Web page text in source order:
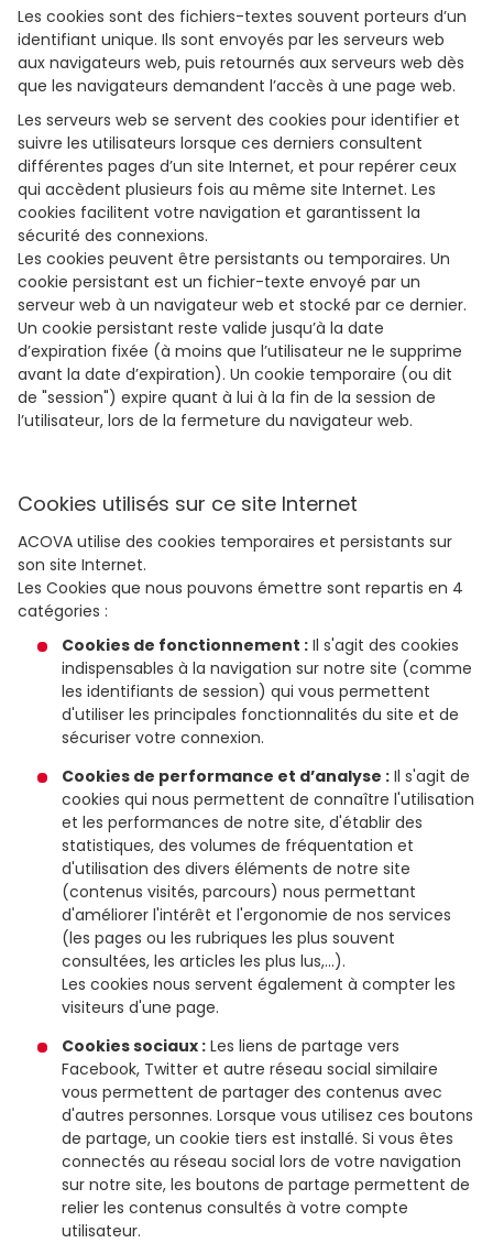
Les cookies sont des fichiers-textes souvent porteurs d’un
identifiant unique. Ils sont envoyés par les serveurs web
aux navigateurs web, puis retournés aux serveurs web dès
que les navigateurs demandent l’accès à une page web.
Les serveurs web se servent des cookies pour identifier et
suivre les utilisateurs lorsque ces derniers consultent
différentes pages d’un site Internet, et pour repérer ceux
qui accèdent plusieurs fois au même site Internet. Les
cookies facilitent votre navigation et garantissent la
sécurité des connexions.
Les cookies peuvent être persistants ou temporaires. Un
cookie persistant est un fichier-texte envoyé par un
serveur web à un navigateur web et stocké par ce dernier.
Un cookie persistant reste valide jusqu’à la date
d’expiration fixée (à moins que l’utilisateur ne le supprime
avant la date d’expiration). Un cookie temporaire (ou dit
de "session") expire quant à lui à la fin de la session de
l’utilisateur, lors de la fermeture du navigateur web.
Cookies utilisés sur ce site Internet
ACOVA utilise des cookies temporaires et persistants sur
son site Internet.
Les Cookies que nous pouvons émettre sont repartis en 4
catégories :
Cookies de fonctionnement : Il s'agit des cookies
indispensables à la navigation sur notre site (comme
les identifiants de session) qui vous permettent
d'utiliser les principales fonctionnalités du site et de
sécuriser votre connexion.
Cookies de performance et d’analyse : Il s'agit de
cookies qui nous permettent de connaître l'utilisation
et les performances de notre site, d'établir des
statistiques, des volumes de fréquentation et
d'utilisation des divers éléments de notre site
(contenus visités, parcours) nous permettant
d'améliorer l'intérêt et l'ergonomie de nos services
(les pages ou les rubriques les plus souvent
consultées, les articles les plus lus,...).
Les cookies nous servent également à compter les
visiteurs d'une page.
Cookies sociaux : Les liens de partage vers
Facebook, Twitter et autre réseau social similaire
vous permettent de partager des contenus avec
d'autres personnes. Lorsque vous utilisez ces boutons
de partage, un cookie tiers est installé. Si vous êtes
connectés au réseau social lors de votre navigation
sur notre site, les boutons de partage permettent de
relier les contenus consultés à votre compte
utilisateur.